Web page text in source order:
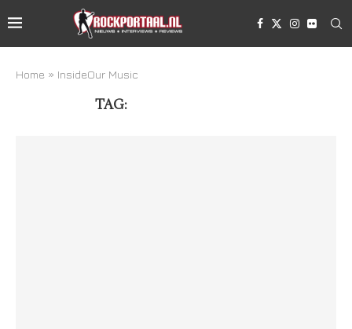
Home » InsideOur Music
TAG: